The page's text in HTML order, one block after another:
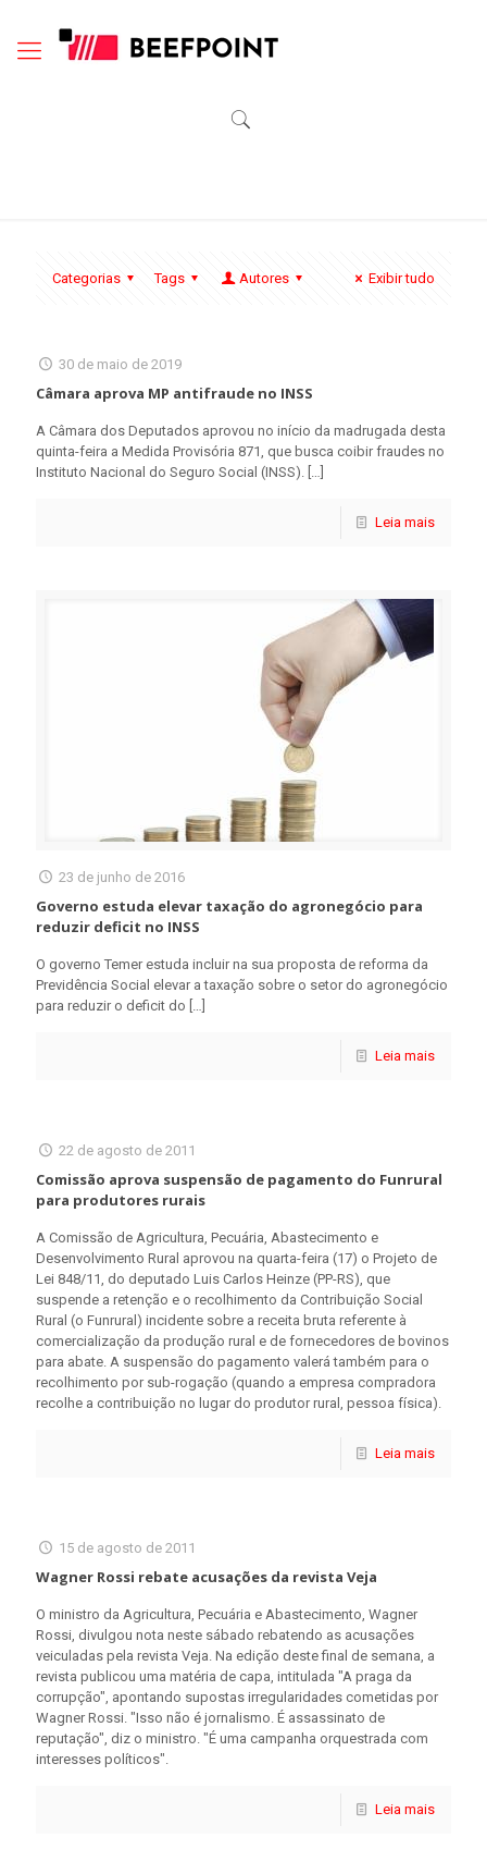
Categorias Tags Autores Exibir tudo
30 de maio de 2019
Câmara aprova MP antifraude no INSS
A Câmara dos Deputados aprovou no início da madrugada desta
quinta-feira a Medida Provisória 871, que busca coibir fraudes no
Instituto Nacional do Seguro Social (INSS). […]
Leia mais
23 de junho de 2016
Governo estuda elevar taxação do agronegócio para
reduzir deficit no INSS
O governo Temer estuda incluir na sua proposta de reforma da
Previdência Social elevar a taxação sobre o setor do agronegócio
para reduzir o deficit do […]
Leia mais
22 de agosto de 2011
Comissão aprova suspensão de pagamento do Funrural
para produtores rurais
A Comissão de Agricultura, Pecuária, Abastecimento e
Desenvolvimento Rural aprovou na quarta-feira (17) o Projeto de
Lei 848/11, do deputado Luis Carlos Heinze (PP-RS), que
suspende a retenção e o recolhimento da Contribuição Social
Rural (o Funrural) incidente sobre a receita bruta referente à
comercialização da produção rural e de fornecedores de bovinos
para abate. A suspensão do pagamento valerá também para o
recolhimento por sub-rogação (quando a empresa compradora
recolhe a contribuição no lugar do produtor rural, pessoa física).
Leia mais
15 de agosto de 2011
Wagner Rossi rebate acusações da revista Veja
O ministro da Agricultura, Pecuária e Abastecimento, Wagner
Rossi, divulgou nota neste sábado rebatendo as acusações
veiculadas pela revista Veja. Na edição deste final de semana, a
revista publicou uma matéria de capa, intitulada "A praga da
corrupção", apontando supostas irregularidades cometidas por
Wagner Rossi. "Isso não é jornalismo. É assassinato de
reputação", diz o ministro. "É uma campanha orquestrada com
interesses políticos".
Leia mais